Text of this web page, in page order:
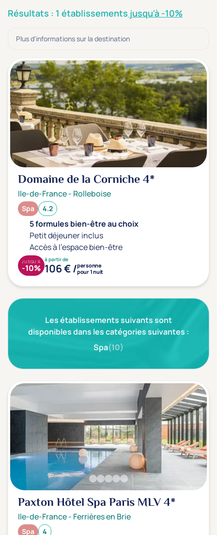
Note de nos clients
Excellent: 4+
(1)
Très bien: 3.5+
(0)
Envie de
Bord de mer
(0)
Ville
(0)
Montagne
(0)
Campagne
Type de séjour
Thalasso
Thématiques bien-être
Accès à l'espace bien-être
Massage, détente, Rituel du monde
(0)
Silhouette, Minceur
(1)
(0)
Spécial dos
(0)
Prévention santé
(0)
Sport
(0)
Yoga
(0)
Offres spéciales
Vente Flash & Promo
Résultats : 1 établissements jusqu'à -10%
Plus d'informations sur la destination
Domaine de la Corniche4*
Ile-de-France- Rolleboise
Spa 4.2
5 formules bien-être au choix
Petit déjeuner inclus
Accès à l'espace bien-être
à partir de
106 € /personne
pour 1 nuit
JUSQU'À
-10%
Les établissements suivants sont
disponibles dans les catégories suivantes :
Spa(10)
Paxton Hôtel Spa Paris MLV4*
Ile-de-France- Ferrières en Brie
Spa 4